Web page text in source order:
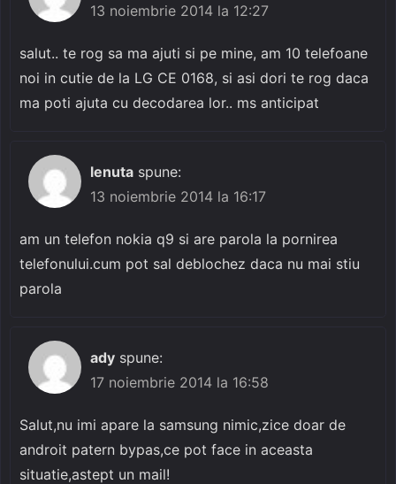
13 noiembrie 2014 la 12:27
salut.. te rog sa ma ajuti si pe mine, am 10 telefoane
noi in cutie de la LG CE 0168, si asi dori te rog daca
ma poti ajuta cu decodarea lor.. ms anticipat
lenuta spune:
13 noiembrie 2014 la 16:17
am un telefon nokia q9 si are parola la pornirea
telefonului.cum pot sal deblochez daca nu mai stiu
parola
ady spune:
17 noiembrie 2014 la 16:58
Salut,nu imi apare la samsung nimic,zice doar de
androit patern bypas,ce pot face in aceasta
situatie,astept un mail!